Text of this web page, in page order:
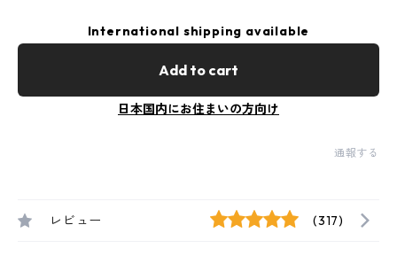
International shipping available
Add to cart
日本国内にお住まいの方向け
通報する
レビュー (317)